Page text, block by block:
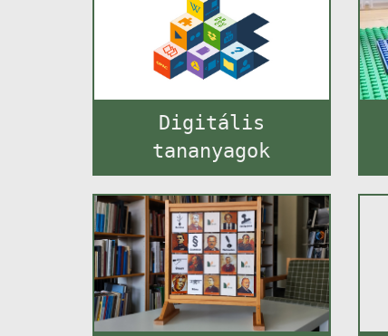
Digitális
tananyagok